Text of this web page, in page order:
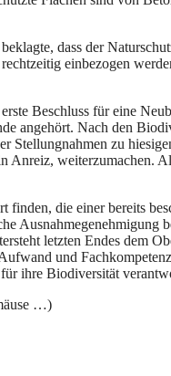
dass der
einbezogen
Beschluss für eine
angehört. Nach den
Stellungnahmen zu
Anreiz, weiterzumachen.
die einer bereits
Ausnahmegenehmigung
letzten Endes dem
und
ihre Biodiversität
…)